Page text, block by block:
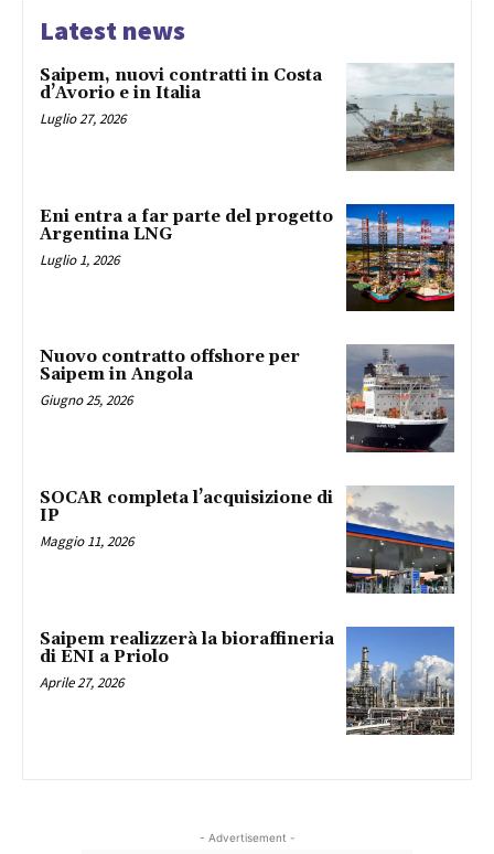
Latest news
Saipem, nuovi contratti in Costa
d’Avorio e in Italia
Luglio 27, 2026
Eni entra a far parte del progetto
Argentina LNG
Luglio 1, 2026
Nuovo contratto offshore per
Saipem in Angola
Giugno 25, 2026
SOCAR completa l’acquisizione di
IP
Maggio 11, 2026
Saipem realizzerà la bioraffineria
di ENI a Priolo
Aprile 27, 2026
- Advertisement -